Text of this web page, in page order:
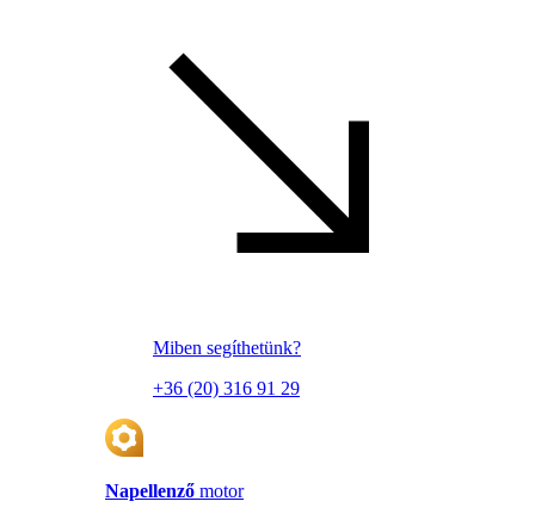
Miben segíthetünk?
+36 (20) 316 91 29
Napellenző motor